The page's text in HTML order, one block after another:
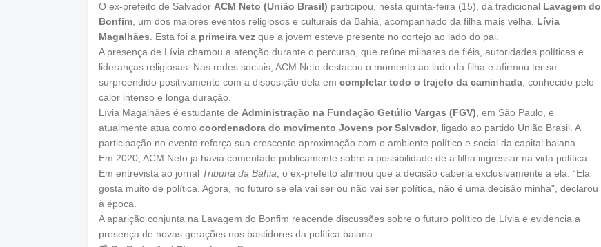
O ex-prefeito de Salvador ACM Neto (União Brasil) participou, nesta quinta-feira (15), da tradicional Lavagem do
Bonfim, um dos maiores eventos religiosos e culturais da Bahia, acompanhado da filha mais velha, Lívia
Magalhães . Esta foi a primeira vezque a jovem esteve presente no cortejo ao lado do pai.
A presença de Lívia chamou a atenção durante o percurso, que reúne milhares de fiéis, autoridades políticas e
lideranças religiosas. Nas redes sociais, ACM Neto destacou o momento ao lado da filha e afirmou ter se
surpreendido positivamente com a disposição dela em completar todo o trajeto da caminhada, conhecido pelo
calor intenso e longa duração.
Lívia Magalhães é estudante de Administração na Fundação Getúlio Vargas (FGV) , em São Paulo, e
atualmente atua como coordenadora do movimento Jovens por Salvador, ligado ao partido União Brasil. A
participação no evento reforça sua crescente aproximação com o ambiente político e social da capital baiana.
Em 2020, ACM Neto já havia comentado publicamente sobre a possibilidade de a filha ingressar na vida política.
Em entrevista ao jornal Tribuna da Bahia , o ex-prefeito afirmou que a decisão caberia exclusivamente a ela. “Ela
gosta muito de política. Agora, no futuro se ela vai ser ou não vai ser política, não é uma decisão minha”, declarou
à época.
A aparição conjunta na Lavagem do Bonfim reacende discussões sobre o futuro político de Lívia e evidencia a
presença de novas gerações nos bastidores da política baiana.